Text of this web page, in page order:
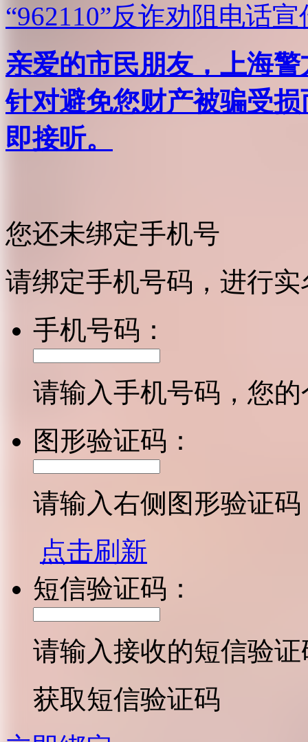
“962110”反诈劝阻电话宣
亲爱的市民朋友，上海
针对避免您财产被骗受
即接听。
您还未绑定手机号
请绑定手机号码，进行
手机号码：
请输入手机号码，您
图形验证码：
请输入右侧图形验证码
点击刷新
短信验证码：
请输入接收的短信验证
获取短信验证码